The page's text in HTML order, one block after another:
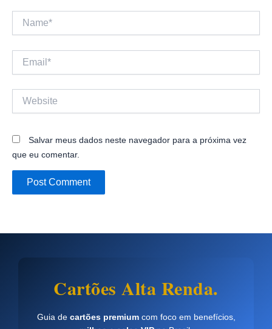
Name*
Salvar meus dados neste navegador para a próxima vez
que eu comentar.
Cartões Alta Renda.
Guia de cartões premiumcom foco em benefícios,